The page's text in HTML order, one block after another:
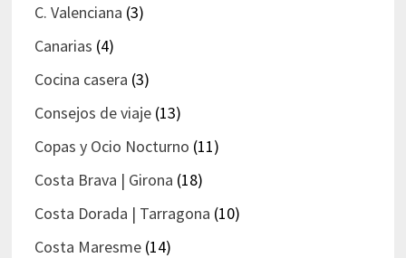
C. Valenciana (3)
Canarias (4)
Cocina casera (3)
Consejos de viaje(13)
Copas y Ocio Nocturno (11)
Costa Brava | Girona (18)
Costa Dorada | Tarragona (10)
Costa Maresme(14)